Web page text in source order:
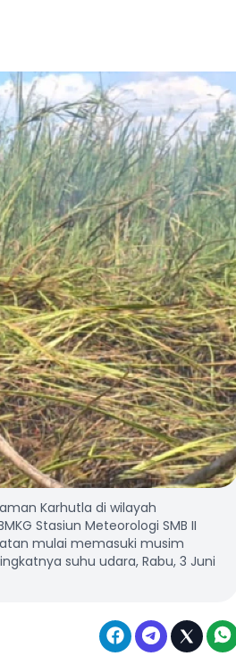
Karhutla di wilayah
Stasiun Meteorologi SMB II
mulai memasuki musim
suhu udara, Rabu, 3 Juni